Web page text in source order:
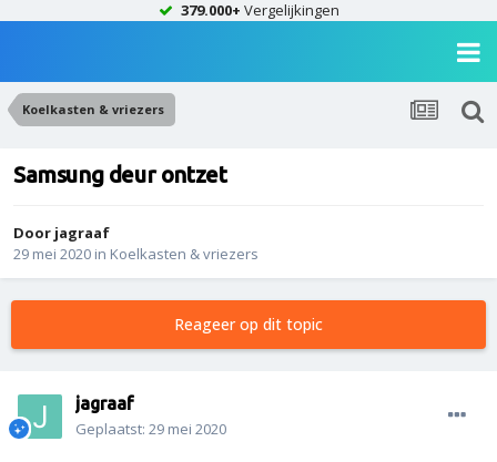
379.000+ Vergelijkingen
Koelkasten & vriezers
Samsung deur ontzet
Door jagraaf
29 mei 2020 in Koelkasten & vriezers
Reageer op dit topic
jagraaf
Geplaatst: 29 mei 2020